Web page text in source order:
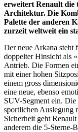
erweitert Renault die
Architektur. Die
Palette der anderen
zurzeit weltweit ein
Der neue Arkana steht
doppelter Hinsicht als
Antrieb. Die Formen
mit einer hohen
einem gross
eine neue, ebenso
SUV-Segment ein.
sportlichen Auslegung
Sicherheit geht
anderem die 5-